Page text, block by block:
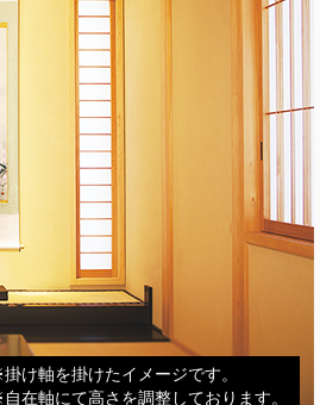
け軸を掛けたイメージです。
在軸にて高さを調整しております。